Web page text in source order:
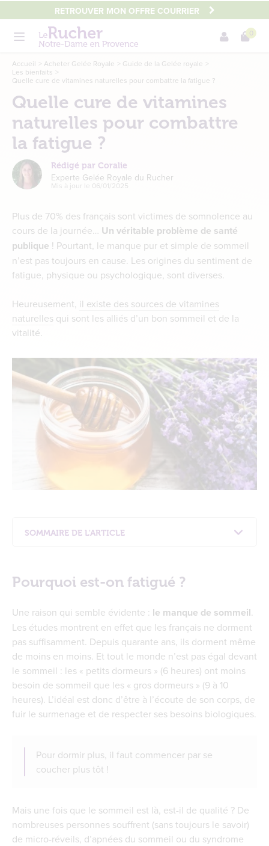
au
contenu
RETROUVER MON OFFRE COURRIER
Menu
0
Main
content
Accueil Acheter Gelée Royale
Guide de la Gelée royale
Les bienfaits
Quelle cure de vitamines naturelles pour combattre la fatigue ?
Quelle cure de vitamines
naturelles pour combattre
la fatigue ?
Rédigé par Coralie
Experte Gelée Royale du Rucher
Mis à jour le 06/01/2025
Plus de 70% des français sont victimes de somnolence au
cours de la journée… Un véritable problème de santé
publique ! Pourtant, le manque pur et simple de sommeil
n’est pas toujours en cause. Les origines du sentiment de
fatigue, physique ou psychologique, sont diverses.
Heureusement, il existe des sources de vitamines
naturelles qui sont les alliés d’un bon sommeil et de la
vitalité.
SOMMAIRE DE L'ARTICLE
simple
Conseils et solutions naturelles
Les compléments alimentaires
La gelée royale
Comment lutter contre la fatigue en une
infographie ?
Pourquoi est-on fatigué ?
Une raison qui semble évidente : le manque de sommeil.
Les études montrent en effet que les français ne dorment
pas suffisamment. Depuis quarante ans, ils dorment même
de moins en moins. Et tout le monde n’est pas égal devant
le sommeil : les « petits dormeurs » (6 heures) ont moins
besoin de sommeil que les « gros dormeurs » (9 à 10
heures). L’idéal est donc d’être à l’écoute de son corps, de
fuir le surmenage et de respecter ses besoins biologiques.
Pour dormir plus, il faut commencer par se
coucher plus tôt !
Mais une fois que le sommeil est là, est-il de qualité ? De
nombreuses personnes souffrent (sans toujours le savoir)
de micro-réveils, d’apnées du sommeil ou du syndrome